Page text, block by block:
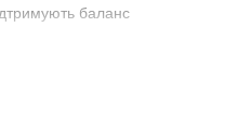
баланс